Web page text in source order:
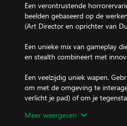
Een verontrustende
beelden gebaseerd op de
(Art Director en oprichter van
Een unieke mix van gameplay
en stealth combineert met
Een veelzijdig uniek wapen.
om met de omgeving te
verlicht je pad) of om je
Maskers! Iedereen in de
Meer weergeven